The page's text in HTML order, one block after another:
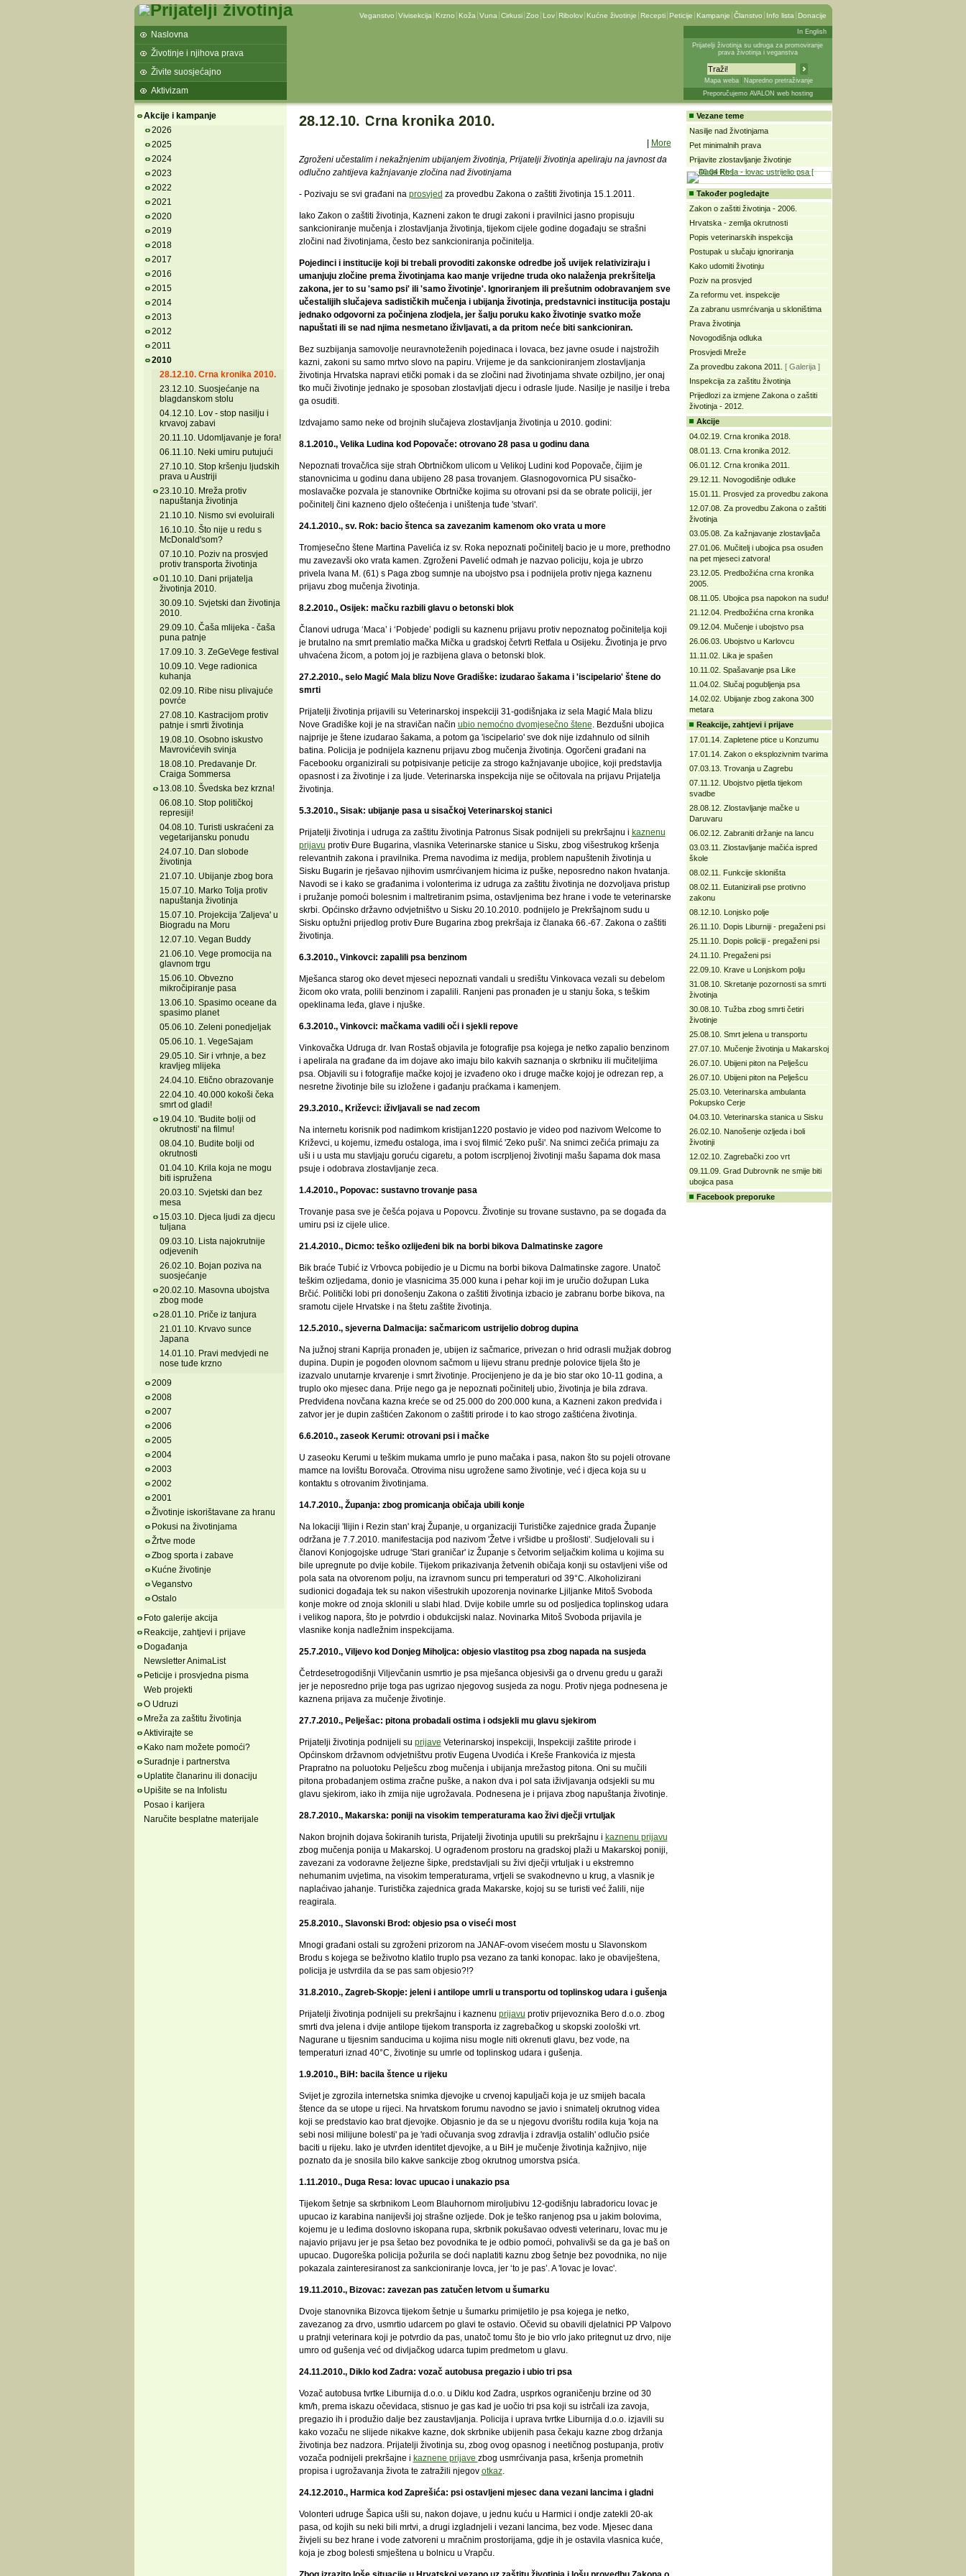
Veganstvo Vivisekcija Krzno Koža Vuna Cirkusi Zoo Lov Ribolov Kućne životinje Recepti Peticije Kampanje Članstvo Info lista Donacije
Naslovna
Životinje i njihova prava
Živite suosjećajno
Aktivizam
In English
Prijatelji životinja su udruga za promoviranje
prava životinja i veganstva
Mapa weba
Napredno pretraživanje
Preporučujemo AVALON web hosting
Akcije i kampanje
2026
2025
2024
2023
2022
2021
2020
2019
2018
2017
2016
2015
2014
2013
2012
2011
2010
28.12.10. Crna kronika 2010.
23.12.10. Suosjećanje na
blagdanskom stolu
04.12.10. Lov - stop nasilju i
krvavoj zabavi
20.11.10. Udomljavanje je fora!
06.11.10. Neki umiru putujući
27.10.10. Stop kršenju ljudskih
prava u Austriji
23.10.10. Mreža protiv
napuštanja životinja
21.10.10. Nismo svi evoluirali
16.10.10. Što nije u redu s
McDonald'som?
07.10.10. Poziv na prosvjed
protiv transporta životinja
01.10.10. Dani prijatelja
životinja 2010.
30.09.10. Svjetski dan životinja
2010.
29.09.10. Čaša mlijeka - čaša
puna patnje
17.09.10. 3. ZeGeVege festival
10.09.10. Vege radionica
kuhanja
02.09.10. Ribe nisu plivajuće
povrće
27.08.10. Kastracijom protiv
patnje i smrti životinja
19.08.10. Osobno iskustvo
Mavrovićevih svinja
18.08.10. Predavanje Dr.
Craiga Sommersa
13.08.10. Švedska bez krzna!
06.08.10. Stop političkoj
represiji!
04.08.10. Turisti uskraćeni za
vegetarijansku ponudu
24.07.10. Dan slobode
životinja
21.07.10. Ubijanje zbog bora
15.07.10. Marko Tolja protiv
napuštanja životinja
15.07.10. Projekcija 'Zaljeva' u
Biogradu na Moru
12.07.10. Vegan Buddy
21.06.10. Vege promocija na
glavnom trgu
15.06.10. Obvezno
mikročipiranje pasa
13.06.10. Spasimo oceane da
spasimo planet
05.06.10. Zeleni ponedjeljak
05.06.10. 1. VegeSajam
29.05.10. Sir i vrhnje, a bez
kravljeg mlijeka
24.04.10. Etično obrazovanje
22.04.10. 40.000 kokoši čeka
smrt od gladi!
19.04.10. 'Budite bolji od
okrutnosti' na filmu!
08.04.10. Budite bolji od
okrutnosti
01.04.10. Krila koja ne mogu
biti ispružena
20.03.10. Svjetski dan bez
mesa
15.03.10. Djeca ljudi za djecu
tuljana
09.03.10. Lista najokrutnije
odjevenih
26.02.10. Bojan poziva na
suosjećanje
20.02.10. Masovna ubojstva
zbog mode
28.01.10. Priče iz tanjura
21.01.10. Krvavo sunce
Japana
14.01.10. Pravi medvjedi ne
nose tuđe krzno
2009
2008
2007
2006
2005
2004
2003
2002
2001
Životinje iskorištavane za hranu
Pokusi na životinjama
Žrtve mode
Zbog sporta i zabave
Kućne životinje
Veganstvo
Ostalo
Foto galerije akcija
Reakcije, zahtjevi i prijave
Događanja
Newsletter AnimaList
Peticije i prosvjedna pisma
Web projekti
O Udruzi
Mreža za zaštitu životinja
Aktivirajte se
Kako nam možete pomoći?
Suradnje i partnerstva
Uplatite članarinu ili donaciju
Upišite se na Infolistu
Posao i karijera
Naručite besplatne materijale
28.12.10. Crna kronika 2010.
More
Zgroženi učestalim i nekažnjenim ubijanjem životinja, Prijatelji životinja apeliraju na javnost da
odlučno zahtijeva kažnjavanje zločina nad životinjama
- Pozivaju se svi građani na prosvjed za provedbu Zakona o zaštiti životinja 15.1.2011.
Iako Zakon o zaštiti životinja, Kazneni zakon te drugi zakoni i pravilnici jasno propisuju
sankcioniranje mučenja i zlostavljanja životinja, tijekom cijele godine događaju se strašni
zločini nad životinjama, često bez sankcioniranja počinitelja.
Pojedinci i institucije koji bi trebali provoditi zakonske odredbe još uvijek relativiziraju i
umanjuju zločine prema životinjama kao manje vrijedne truda oko nalaženja prekršitelja
zakona, jer to su 'samo psi' ili 'samo životinje'. Ignoriranjem ili prešutnim odobravanjem sve
učestalijih slučajeva sadističkih mučenja i ubijanja životinja, predstavnici institucija postaju
jednako odgovorni za počinjena zlodjela, jer šalju poruku kako životinje svatko može
napuštati ili se nad njima nesmetano iživljavati, a da pritom neće biti sankcioniran.
Bez suzbijanja samovolje neuravnoteženih pojedinaca i lovaca, bez javne osude i najstrožih
kazni, zakoni su samo mrtvo slovo na papiru. Vrijeme je da sankcioniranjem zlostavljanja
životinja Hrvatska napravi etički pomak i da se zločini nad životinjama shvate ozbiljno, jer onaj
tko muči životinje jednako je sposoban zlostavljati djecu i odrasle ljude. Nasilje je nasilje i treba
ga osuditi.
Izdvajamo samo neke od brojnih slučajeva zlostavljanja životinja u 2010. godini:
8.1.2010., Velika Ludina kod Popovače: otrovano 28 pasa u godinu dana
Nepoznati trovač/ica sije strah Obrtničkom ulicom u Velikoj Ludini kod Popovače, čijim je
stanovnicima u godinu dana ubijeno 28 pasa trovanjem. Glasnogovornica PU sisačko-
moslavačke pozvala je stanovnike Obrtničke kojima su otrovani psi da se obrate policiji, jer
počinitelj čini kazneno djelo oštećenja i uništenja tuđe 'stvari'.
24.1.2010., sv. Rok: bacio štenca sa zavezanim kamenom oko vrata u more
Tromjesečno štene Martina Pavelića iz sv. Roka nepoznati počinitelj bacio je u more, prethodno
mu zavezavši oko vrata kamen. Zgroženi Pavelić odmah je nazvao policiju, koja je ubrzo
privela Ivana M. (61) s Paga zbog sumnje na ubojstvo psa i podnijela protiv njega kaznenu
prijavu zbog mučenja životinja.
8.2.2010., Osijek: mačku razbili glavu o betonski blok
Članovi udruga ‘Maca’ i ‘Pobjede’ podigli su kaznenu prijavu protiv nepoznatog počinitelja koji
je brutalno na smrt premlatio mačka Mička u gradskoj četvrti Retfala u Osijeku. Životinja je prvo
uhvaćena žicom, a potom joj je razbijena glava o betonski blok.
27.2.2010., selo Magić Mala blizu Nove Gradiške: izudarao šakama i 'iscipelario' štene do
smrti
Prijatelji životinja prijavili su Veterinarskoj inspekciji 31-godišnjaka iz sela Magić Mala blizu
Nove Gradiške koji je na stravičan način ubio nemoćno dvomjesečno štene. Bezdušni ubojica
najprije je štene izudarao šakama, a potom ga 'iscipelario' sve dok nije izdahnulo od silnih
batina. Policija je podnijela kaznenu prijavu zbog mučenja životinja. Ogorčeni građani na
Facebooku organizirali su potpisivanje peticije za strogo kažnjavanje ubojice, koji predstavlja
opasnost i za životinje i za ljude. Veterinarska inspekcija nije se očitovala na prijavu Prijatelja
životinja.
5.3.2010., Sisak: ubijanje pasa u sisačkoj Veterinarskoj stanici
Prijatelji životinja i udruga za zaštitu životinja Patronus Sisak podnijeli su prekršajnu i kaznenu
prijavu protiv Đure Bugarina, vlasnika Veterinarske stanice u Sisku, zbog višestrukog kršenja
relevantnih zakona i pravilnika. Prema navodima iz medija, problem napuštenih životinja u
Sisku Bugarin je rješavao njihovim usmrćivanjem hicima iz puške, neposredno nakon hvatanja.
Navodi se i kako se građanima i volonterima iz udruga za zaštitu životinja ne dozvoljava pristup
i pružanje pomoći bolesnim i maltretiranim psima, ostavljenima bez hrane i vode te veterinarske
skrbi. Općinsko državno odvjetništvo u Sisku 20.10.2010. podnijelo je Prekršajnom sudu u
Sisku optužni prijedlog protiv Đure Bugarina zbog prekršaja iz članaka 66.-67. Zakona o zaštiti
životinja.
6.3.2010., Vinkovci: zapalili psa benzinom
Mješanca starog oko devet mjeseci nepoznati vandali u središtu Vinkovaca vezali su debelom
žicom oko vrata, polili benzinom i zapalili. Ranjeni pas pronađen je u stanju šoka, s teškim
opeklinama leđa, glave i njuške.
6.3.2010., Vinkovci: mačkama vadili oči i sjekli repove
Vinkovačka Udruga dr. Ivan Rostaš objavila je fotografije psa kojega je netko zapalio benzinom
i apelirala na građane da im dojave ako imaju bilo kakvih saznanja o skrbniku ili mučiteljima
psa. Objavili su i fotografije mačke kojoj je izvađeno oko i druge mačke kojoj je odrezan rep, a
nesretne životinje bile su izložene i gađanju praćkama i kamenjem.
29.3.2010., Križevci: iživljavali se nad zecom
Na internetu korisnik pod nadimkom kristijan1220 postavio je video pod nazivom Welcome to
Križevci, u kojemu, između ostaloga, ima i svoj filmić 'Zeko puši'. Na snimci zečića primaju za
uši i u usta mu stavljaju goruću cigaretu, a potom iscrpljenoj životinji mašu šapama dok masa
psuje i odobrava zlostavljanje zeca.
1.4.2010., Popovac: sustavno trovanje pasa
Trovanje pasa sve je češća pojava u Popovcu. Životinje su trovane sustavno, pa se događa da
umiru psi iz cijele ulice.
21.4.2010., Dicmo: teško ozlijeđeni bik na borbi bikova Dalmatinske zagore
Bik braće Tubić iz Vrbovca pobijedio je u Dicmu na borbi bikova Dalmatinske zagore. Unatoč
teškim ozljedama, donio je vlasnicima 35.000 kuna i pehar koji im je uručio dožupan Luka
Brčić. Politički lobi pri donošenju Zakona o zaštiti životinja izbacio je zabranu borbe bikova, na
sramotu cijele Hrvatske i na štetu zaštite životinja.
12.5.2010., sjeverna Dalmacija: sačmaricom ustrijelio dobrog dupina
Na južnoj strani Kaprija pronađen je, ubijen iz sačmarice, privezan o hrid odrasli mužjak dobrog
dupina. Dupin je pogođen olovnom sačmom u lijevu stranu prednje polovice tijela što je
izazvalo unutarnje krvarenje i smrt životinje. Procijenjeno je da je bio star oko 10-11 godina, a
truplo oko mjesec dana. Prije nego ga je nepoznati počinitelj ubio, životinja je bila zdrava.
Predviđena novčana kazna kreće se od 25.000 do 200.000 kuna, a Kazneni zakon predviđa i
zatvor jer je dupin zaštićen Zakonom o zaštiti prirode i to kao strogo zaštićena životinja.
6.6.2010., zaseok Kerumi: otrovani psi i mačke
U zaseoku Kerumi u teškim mukama umrlo je puno mačaka i pasa, nakon što su pojeli otrovane
mamce na lovištu Borovača. Otrovima nisu ugrožene samo životinje, već i djeca koja su u
kontaktu s otrovanim životinjama.
14.7.2010., Županja: zbog promicanja običaja ubili konje
Na lokaciji 'Ilijin i Rezin stan' kraj Županje, u organizaciji Turističke zajednice grada Županje
održana je 7.7.2010. manifestacija pod nazivom 'Žetve i vršidbe u prošlosti'. Sudjelovali su i
članovi Konjogojske udruge 'Stari graničar' iz Županje s četvorim seljačkim kolima u kojima su
bile upregnute po dvije kobile. Tijekom prikazivanja žetvenih običaja konji su ostavljeni više od
pola sata na otvorenom polju, na izravnom suncu pri temperaturi od 39°C. Alkoholizirani
sudionici događaja tek su nakon višestrukih upozorenja novinarke Ljiljanke Mitoš Svoboda
konje mokre od znoja sklonili u slabi hlad. Dvije kobile umrle su od posljedica toplinskog udara
i velikog napora, što je potvrdio i obdukcijski nalaz. Novinarka Mitoš Svoboda prijavila je
vlasnike konja nadležnim inspekcijama.
25.7.2010., Viljevo kod Donjeg Miholjca: objesio vlastitog psa zbog napada na susjeda
Četrdesetrogodišnji Viljevčanin usmrtio je psa mješanca objesivši ga o drvenu gredu u garaži
jer je neposredno prije toga pas ugrizao njegovog susjeda za nogu. Protiv njega podnesena je
kaznena prijava za mučenje životinje.
27.7.2010., Pelješac: pitona probadali ostima i odsjekli mu glavu sjekirom
Prijatelji životinja podnijeli su prijave Veterinarskoj inspekciji, Inspekciji zaštite prirode i
Općinskom državnom odvjetništvu protiv Eugena Uvodića i Kreše Frankovića iz mjesta
Prapratno na poluotoku Pelješcu zbog mučenja i ubijanja mrežastog pitona. Oni su mučili
pitona probadanjem ostima zračne puške, a nakon dva i pol sata iživljavanja odsjekli su mu
glavu sjekirom, iako ih zmija nije ugrožavala. Podnesena je i prijava zbog napuštanja životinje.
28.7.2010., Makarska: poniji na visokim temperaturama kao živi dječji vrtuljak
Nakon brojnih dojava šokiranih turista, Prijatelji životinja uputili su prekršajnu i kaznenu prijavu
zbog mučenja ponija u Makarskoj. U ograđenom prostoru na gradskoj plaži u Makarskoj poniji,
zavezani za vodoravne željezne šipke, predstavljali su živi dječji vrtuljak i u ekstremno
nehumanim uvjetima, na visokim temperaturama, vrtjeli se svakodnevno u krug, a vlasnik je
naplaćivao jahanje. Turistička zajednica grada Makarske, kojoj su se turisti već žalili, nije
reagirala.
25.8.2010., Slavonski Brod: objesio psa o viseći most
Mnogi građani ostali su zgroženi prizorom na JANAF-ovom visećem mostu u Slavonskom
Brodu s kojega se beživotno klatilo truplo psa vezano za tanki konopac. Iako je obaviještena,
policija je ustvrdila da se pas sam objesio?!?
31.8.2010., Zagreb-Skopje: jeleni i antilope umrli u transportu od toplinskog udara i gušenja
Prijatelji životinja podnijeli su prekršajnu i kaznenu prijavu protiv prijevoznika Bero d.o.o. zbog
smrti dva jelena i dvije antilope tijekom transporta iz zagrebačkog u skopski zoološki vrt.
Nagurane u tijesnim sanducima u kojima nisu mogle niti okrenuti glavu, bez vode, na
temperaturi iznad 40°C, životinje su umrle od toplinskog udara i gušenja.
1.9.2010., BiH: bacila štence u rijeku
Svijet je zgrozila internetska snimka djevojke u crvenoj kapuljači koja je uz smijeh bacala
štence da se utope u rijeci. Na hrvatskom forumu navodno se javio i snimatelj okrutnog videa
koji se predstavio kao brat djevojke. Objasnio je da se u njegovu dvorištu rodila kuja 'koja na
sebi nosi milijune bolesti' pa je 'radi očuvanja svog zdravlja i zdravlja ostalih' odlučio psiće
baciti u rijeku. Iako je utvrđen identitet djevojke, a u BiH je mučenje životinja kažnjivo, nije
poznato da je snosila bilo kakve sankcije zbog okrutnog umorstva psića.
1.11.2010., Duga Resa: lovac upucao i unakazio psa
Tijekom šetnje sa skrbnikom Leom Blauhornom miroljubivu 12-godišnju labradoricu lovac je
upucao iz karabina nanijevši joj strašne ozljede. Dok je teško ranjenog psa u jakim bolovima,
kojemu je u leđima doslovno iskopana rupa, skrbnik pokušavao odvesti veterinaru, lovac mu je
najavio prijavu jer je psa šetao bez povodnika te je odbio pomoći, pohvalivši se da ga je baš on
upucao. Dugoreška policija požurila se doći naplatiti kaznu zbog šetnje bez povodnika, no nije
pokazala zainteresiranost za sankcioniranje lovca, jer ‘to je pas’. A 'lovac je lovac'.
19.11.2010., Bizovac: zavezan pas zatučen letvom u šumarku
Dvoje stanovnika Bizovca tijekom šetnje u šumarku primijetilo je psa kojega je netko,
zavezanog za drvo, usmrtio udarcem po glavi te ostavio. Očevid su obavili djelatnici PP Valpovo
u pratnji veterinara koji je potvrdio da pas, unatoč tomu što je bio vrlo jako pritegnut uz drvo, nije
umro od gušenja već od divljačkog udarca tupim predmetom u glavu.
24.11.2010., Diklo kod Zadra: vozač autobusa pregazio i ubio tri psa
Vozač autobusa tvrtke Liburnija d.o.o. u Diklu kod Zadra, usprkos ograničenju brzine od 30
km/h, prema iskazu očevidaca, stisnuo je gas kad je uočio tri psa koji su istrčali iza zavoja,
pregazio ih i produžio dalje bez zaustavljanja. Policija i uprava tvrtke Liburnija d.o.o. izjavili su
kako vozaču ne slijede nikakve kazne, dok skrbnike ubijenih pasa čekaju kazne zbog držanja
životinja bez nadzora. Prijatelji životinja su, zbog ovog opasnog i neetičnog postupanja, protiv
vozača podnijeli prekršajne i kaznene prijave zbog usmrćivanja pasa, kršenja prometnih
propisa i ugrožavanja života te zatražili njegov otkaz.
24.12.2010., Harmica kod Zaprešića: psi ostavljeni mjesec dana vezani lancima i gladni
Volonteri udruge Šapica ušli su, nakon dojave, u jednu kuću u Harmici i ondje zatekli 20-ak
pasa, od kojih su neki bili mrtvi, a drugi izgladnjeli i vezani lancima, bez vode. Mjesec dana
živjeli su bez hrane i vode zatvoreni u mračnim prostorijama, gdje ih je ostavila vlasnica kuće,
koja je zbog bolesti smještena u bolnicu u Vrapču.
Vezane teme
Nasilje nad životinjama
Pet minimalnih prava
Prijavite zlostavljanje životinje
Također pogledajte
Zakon o zaštiti životinja - 2006.
Hrvatska - zemlja okrutnosti
Popis veterinarskih inspekcija
Postupak u slučaju ignoriranja
Kako udomiti životinju
Poziv na prosvjed
Za reformu vet. inspekcije
Za zabranu usmrćivanja u skloništima
Prava životinja
Novogodišnja odluka
Prosvjedi Mreže
Za provedbu zakona 2011.
[ Galerija ]
Inspekcija za zaštitu životinja
Prijedlozi za izmjene Zakona o zaštiti
životinja - 2012.
Akcije
04.02.19. Crna kronika 2018.
08.01.13. Crna kronika 2012.
06.01.12. Crna kronika 2011.
29.12.11. Novogodišnje odluke
15.01.11. Prosvjed za provedbu zakona
12.07.08. Za provedbu Zakona o zaštiti
životinja
03.05.08. Za kažnjavanje zlostavljača
27.01.06. Mučitelj i ubojica psa osuđen
na pet mjeseci zatvora!
23.12.05. Predbožićna crna kronika
2005.
08.11.05. Ubojica psa napokon na sudu!
21.12.04. Predbožićna crna kronika
09.12.04. Mučenje i ubojstvo psa
26.06.03. Ubojstvo u Karlovcu
11.11.02. Lika je spašen
10.11.02. Spašavanje psa Like
11.04.02. Slučaj pogubljenja psa
14.02.02. Ubijanje zbog zakona 300
metara
Reakcije, zahtjevi i prijave
17.01.14. Zapletene ptice u Konzumu
17.01.14. Zakon o eksplozivnim tvarima
07.03.13. Trovanja u Zagrebu
07.11.12. Ubojstvo pijetla tijekom
svadbe
28.08.12. Zlostavljanje mačke u
Daruvaru
06.02.12. Zabraniti držanje na lancu
03.03.11. Zlostavljanje mačića ispred
škole
08.02.11. Funkcije skloništa
08.02.11. Eutanizirali pse protivno
zakonu
08.12.10. Lonjsko polje
26.11.10. Dopis Liburniji - pregaženi psi
25.11.10. Dopis policiji - pregaženi psi
24.11.10. Pregaženi psi
22.09.10. Krave u Lonjskom polju
31.08.10. Skretanje pozornosti sa smrti
životinja
30.08.10. Tužba zbog smrti četiri
životinje
25.08.10. Smrt jelena u transportu
27.07.10. Mučenje životinja u Makarskoj
26.07.10. Ubijeni piton na Pelješcu
26.07.10. Ubijeni piton na Pelješcu
25.03.10. Veterinarska ambulanta
Pokupsko Cerje
04.03.10. Veterinarska stanica u Sisku
26.02.10. Nanošenje ozljeda i boli
životinji
12.02.10. Zagrebački zoo vrt
09.11.09. Grad Dubrovnik ne smije biti
ubojica pasa
Facebook preporuke